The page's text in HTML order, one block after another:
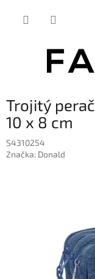
Trojitý
10 x 8 cm
S4310254
Značka: Donald